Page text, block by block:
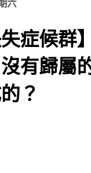
六
失症候群
有歸屬
？